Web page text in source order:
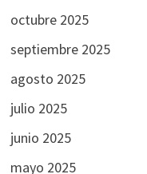
octubre 2025
septiembre 2025
agosto 2025
julio 2025
junio 2025
mayo 2025